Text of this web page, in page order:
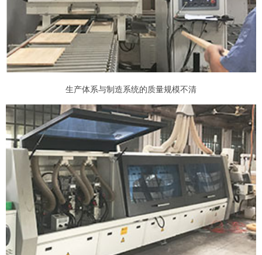
生产体系与制造系统的质量规模不清